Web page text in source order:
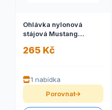
Ohlávka nylonová
stájová Mustang
265 Kč
1 nabídka
Porovnat